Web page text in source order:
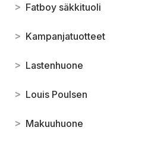
> Fatboy säkkituoli
> Kampanjatuotteet
> Lastenhuone
> Louis Poulsen
> Makuuhuone